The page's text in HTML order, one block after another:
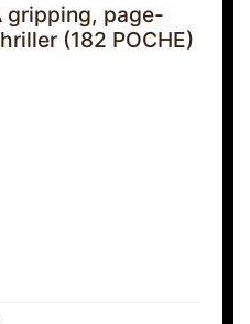
gripping, page-
(182 POCHE)